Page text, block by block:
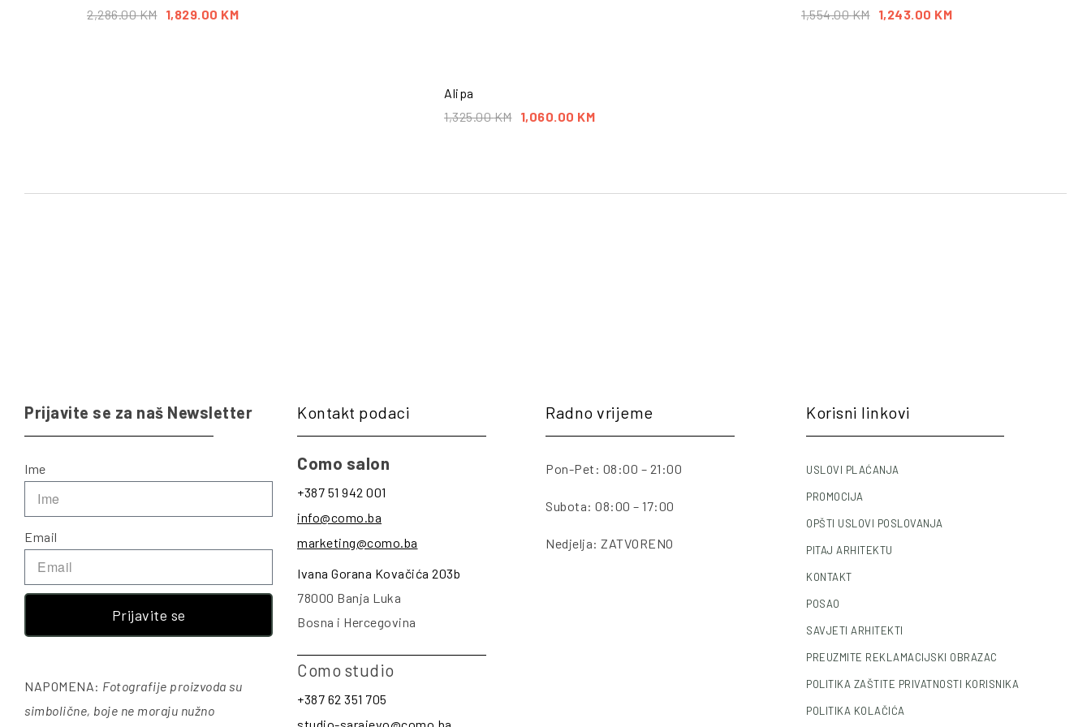
2,286.00KM 1,829.00 KM
Alipa
1,325.00KM 1,060.00 KM
1,554.00KM 1,243.00 KM
Prijavite se za naš Newsletter
Ime
Email
Prijavite se
NAPOMENA: Fotografije proizvoda su
simbolične, boje ne moraju nužno
Kontakt podaci
Como salon
+387 51 942 001
info@como.ba
marketing@como.ba
Ivana Gorana Kovačića 203b
78000 Banja Luka
Bosna i Hercegovina
Como studio
+387 62 351 705
Radno vrijeme
Pon-Pet: 08:00 – 21:00
Subota: 08:00 – 17:00
Nedjelja: ZATVORENO
Korisni linkovi
USLOVI PLAĆANJA
PROMOCIJA
OPŠTI USLOVI POSLOVANJA
PITAJ ARHITEKTU
KONTAKT
POSAO
SAVJETI ARHITEKTI
PREUZMITE REKLAMACIJSKI OBRAZAC
POLITIKA ZAŠTITE PRIVATNOSTI KORISNIKA
POLITIKA KOLAČIĆA